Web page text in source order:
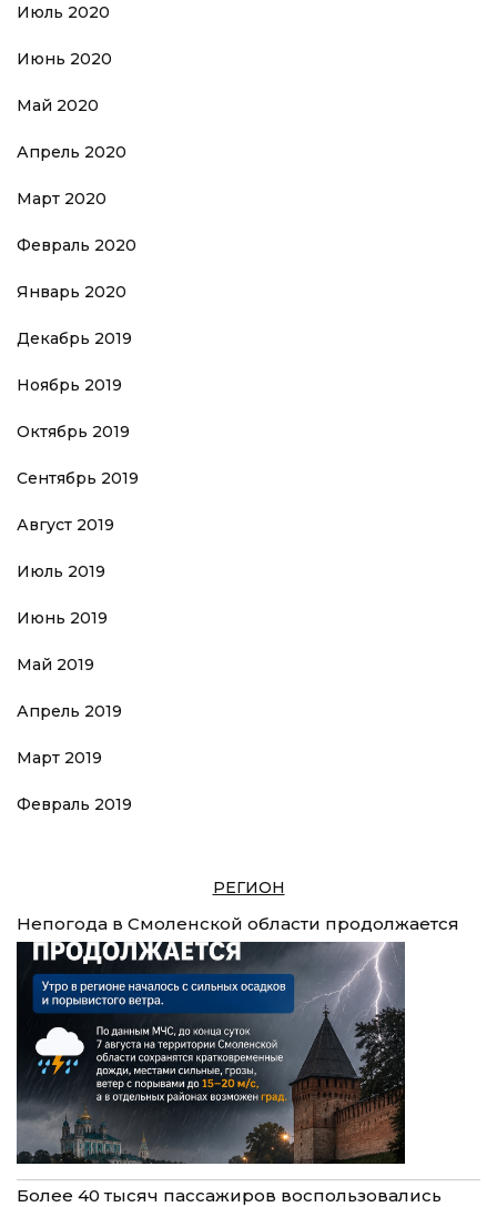
Июль 2020
Июнь 2020
Май 2020
Апрель 2020
Март 2020
Февраль 2020
Январь 2020
Декабрь 2019
Ноябрь 2019
Октябрь 2019
Сентябрь 2019
Август 2019
Июль 2019
Июнь 2019
Май 2019
Апрель 2019
Март 2019
Февраль 2019
РЕГИОН
Непогода в Смоленской области продолжается
Более 40 тысяч пассажиров воспользовались